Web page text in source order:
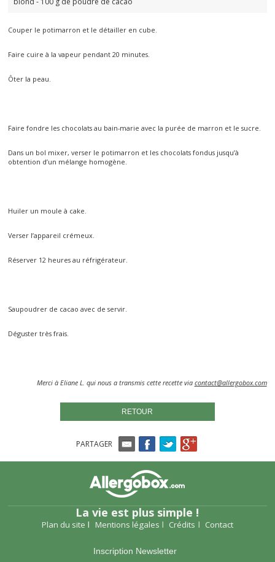
Couper le potimarron et le détailler en cube.
Faire cuire à la vapeur pendant 20 minutes.
Ôter la peau.
Faire fondre les chocolats au bain-marie avec la purée de marron et le sucre.
Dans un bol mixer, verser le potimarron et les chocolats fondus jusqu’à
obtention d’un mélange homogène.
Huiler un moule à cake.
Verser l’appareil crémeux.
Réserver 12 heures au réfrigérateur.
Saupoudrer de cacao avec de servir.
Déguster très frais.
Merci à Eliane L. qui nous a transmis cette recette via contact@allergobox.com
RETOUR
PARTAGER
La vie est plus simple !
Plan du site Mentions légales Crédits Contact
Inscription Newsletter